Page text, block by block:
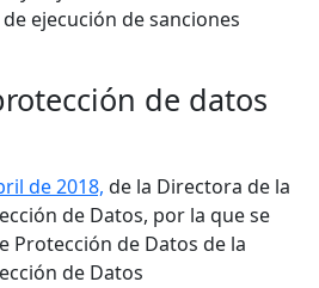
ejecución de sanciones
de datos
de 2018, de la Directora de la
de Datos, por la que se
Protección de Datos de la
de Datos